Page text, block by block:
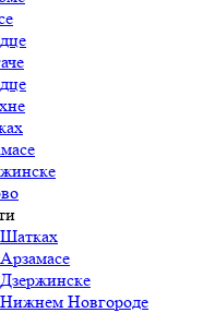
Шатках
Нижнем Новгороде